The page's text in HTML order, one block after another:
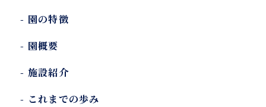
- 園の特徴
- 園概要
- 施設紹介
- これまでの歩み